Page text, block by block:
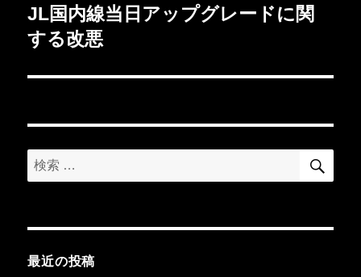
ー
シ
ン
次
の
稿:
JL国内線当日アップグレードに関
する改悪
検
索:
検
最近の投稿